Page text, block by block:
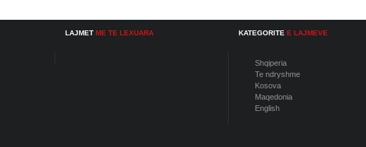
LAJMET ME TE LEXUARA KATEGORITE E LAJMEVE
Shqiperia
Te ndryshme
Kosova
Maqedonia
English